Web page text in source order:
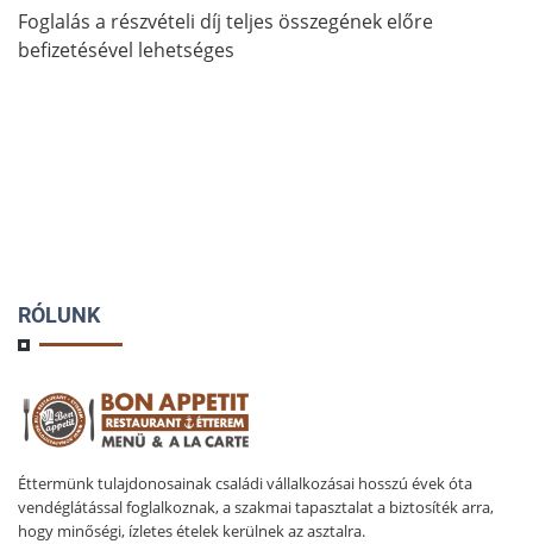
Foglalás a részvételi díj teljes összegének előre
befizetésével lehetséges
RÓLUNK
Éttermünk tulajdonosainak családi vállalkozásai hosszú évek óta
vendéglátással foglalkoznak, a szakmai tapasztalat a biztosíték arra,
hogy minőségi, ízletes ételek kerülnek az asztalra.